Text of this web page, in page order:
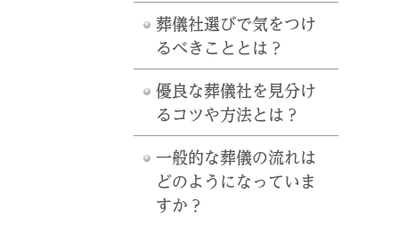
葬儀社選びで気をつけ
るべきこととは？
優良な葬儀社を見分け
るコツや方法とは？
一般的な葬儀の流れは
どのようになっていま
すか？